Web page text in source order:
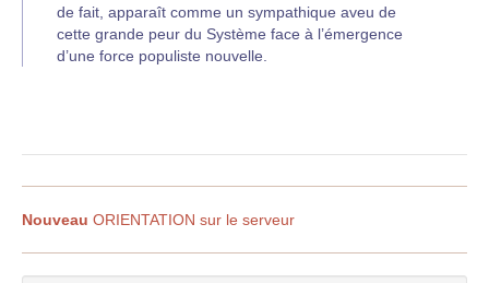
de fait, apparaît comme un sympathique aveu de
cette grande peur du Système face à l’émergence
d’une force populiste nouvelle.
Nouveau ORIENTATION sur le serveur